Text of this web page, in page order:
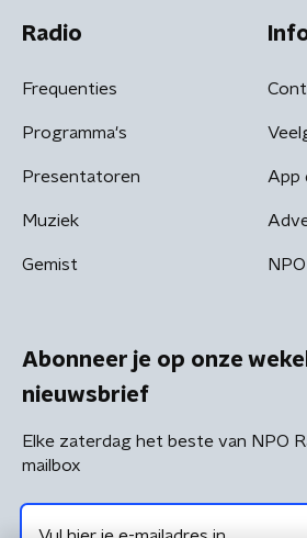
Radio
Frequenties
Programma's
Presentatoren
Muziek
Gemist
App
Abonneer je op onze
nieuwsbrief
Elke zaterdag het beste van NPO
mailbox